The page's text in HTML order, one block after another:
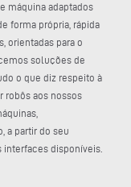
máquina adaptados
forma própria, rápida
orientadas para o
soluções de
o que diz respeito à
robôs aos nossos
a partir do seu
interfaces disponíveis.